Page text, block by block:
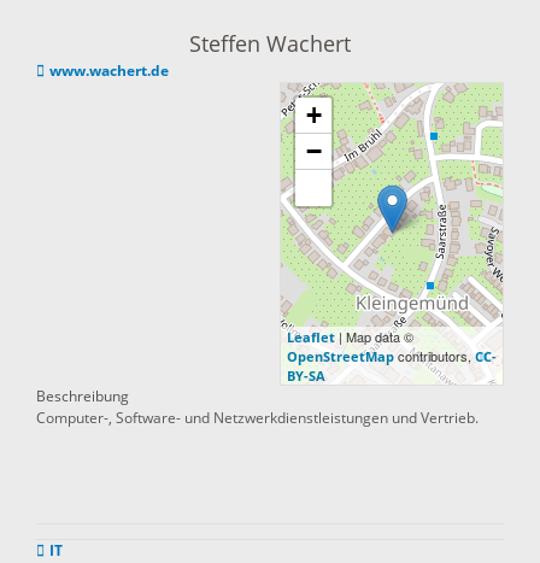
Steffen Wachert
www.wachert.de
+
−
Leaflet| Map data ©
OpenStreetMapcontributors,CC-
BY-SA
Beschreibung
Computer-, Software- und Netzwerkdienstleistungen und Vertrieb.
IT